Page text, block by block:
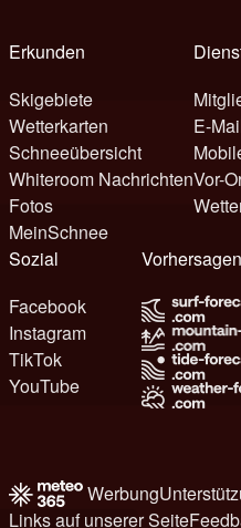
Erkunden
Skigebiete
Wetterkarten
Schneeübersicht
Whiteroom Nachrichten
Fotos
MeinSchnee
E-
Vor-
Sozial
Facebook
Instagram
TikTok
YouTube
Werbung
Links auf unserer Seite